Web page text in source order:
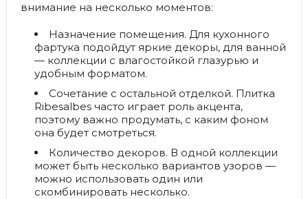
внимание на несколько моментов:
Назначение помещения. Для кухонного
фартука подойдут яркие декоры, для ванной
— коллекции с влагостойкой глазурью и
удобным форматом.
Сочетание с остальной отделкой. Плитка
Ribesalbes часто играет роль акцента,
поэтому важно продумать, с каким фоном
она будет смотреться.
Количество декоров. В одной коллекции
может быть несколько вариантов узоров —
можно использовать один или
скомбинировать несколько.